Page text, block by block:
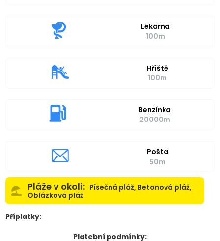
Lékárna
100m
Hřiště
100m
Benzínka
20000m
Pošta
50m
Pláže v okolí: Písečná pláž, Betonová pláž,
Oblázková pláž
Příplatky:
Platební podmínky: